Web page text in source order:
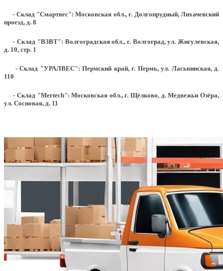
- Склад "Смартвес":Московская обл., г. Долгопрудный, Лихачевский
проезд, д. 8
- Склад "ВЗВТ": Волгоградская обл., г. Волгоград, ул. Жигулевская,
д. 10, стр. 1
- Склад "УРАЛВЕС": Пермский край, г. Пермь, ул. Ласьвинская, д.
110
- Склад "Mertech": Московская обл., г. Щёлково, д. Медвежьи Озёра,
ул. Сосновая, д. 11